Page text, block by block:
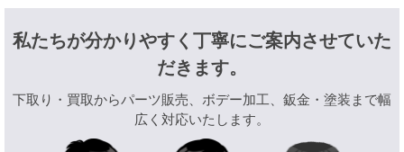
私たちが分かりやすく丁寧にご案内させていた
だきます。
下取り・買取からパーツ販売、ボデー加工、鈑金・塗装まで幅
広く対応いたします。